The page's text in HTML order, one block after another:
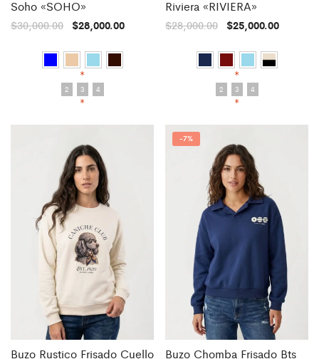
Soho «SOHO»
$30,000.00 $28,000.00
*
2
3
4
*
Riviera «RIVIERA»
$28,000.00 $25,000.00
*
2
3
4
*
Buzo Rustico Frisado Cuello
-7%
Buzo Chomba Frisado Bts